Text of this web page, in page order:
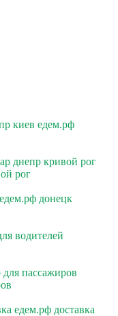
киев едем.рф
днепр кривой рог
рог
донецк
водителей
для пассажиров
едем.рф доставка